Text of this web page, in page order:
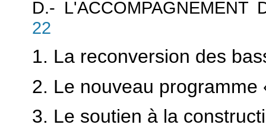
D.- L'ACCOMPAGNEMENT
22
1. La reconversion des
2. Le nouveau
3. Le soutien à la